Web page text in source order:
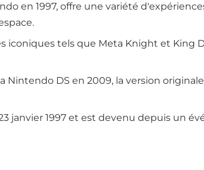
en 1997, offre une variété
iconiques tels que Meta Knight et
Nintendo DS en 2009, la version
janvier 1997 et est devenu depuis un